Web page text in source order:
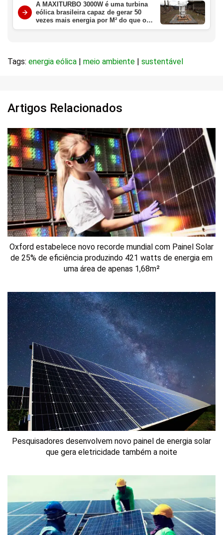
A MAXITURBO 3000W é uma turbina
eólica brasileira capaz de gerar 50
vezes mais energia por M² do que os
geradores solares
Tags: energia eólica | meio ambiente | sustentável
Artigos Relacionados
Oxford estabelece novo recorde mundial com Painel Solar
de 25% de eficiência produzindo 421 watts de energia em
uma área de apenas 1,68m²
Pesquisadores desenvolvem novo painel de energia solar
que gera eletricidade também a noite